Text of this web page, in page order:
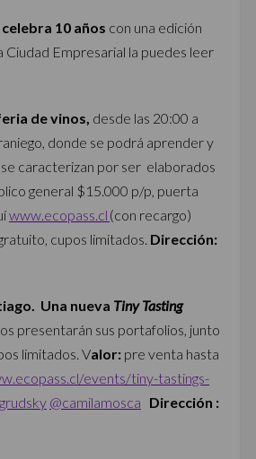
10 años con una edición
Ciudad Empresarial la puedes leer
de vinos, desde las 20:00 a
donde se podrá aprender y
caracterizan por ser elaborados
general $15.000 p/p, puerta
www.ecopass.cl (con recargo)
cupos limitados. Dirección:
Una nueva Tiny Tasting
presentarán sus portafolios, junto
limitados. Valor: pre venta hasta
events/tiny-tastings-
@camilamosca Dirección :